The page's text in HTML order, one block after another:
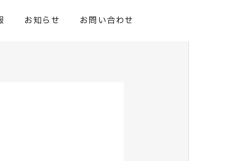
お知らせ お問い合わせ